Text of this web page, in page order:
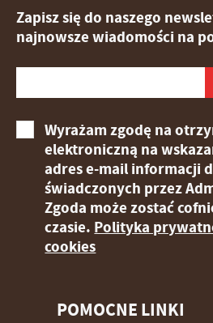
POMOCNE LINKI
Zapisz się do naszego
najnowsze wiadomości na
Wyrażam zgodę na
elektroniczną na
adres e-mail informacji
świadczonych przez
Zgoda może zostać
czasie. Polityka
cookies